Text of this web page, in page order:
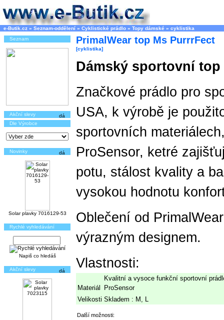
e-Butik.cz » Seznam-oddělení » Cyklistické prádlo » Topy dámské » cyklistika
Seznam
Akční slevy
Dle Výrobce
Novinky
Solar plavky 7016129-53
Rychlé vyhledávání
Napiš co hledáš
Akční slevy
PrimalWear top Ms PurrrFect
[cyklistika]
Dámský sportovní top
Značkové prádlo pro
USA, k výrobě je
sportovních
ProSensor, ketré
potu, stálost kvality a
vysokou hodnotu
Oblečení od
výrazným designem.
Vlastnosti:
Kvalitní a vysoce funkční sportovní
Materiál
ProSensor
Velikosti Skladem : M, L
Další možnosti: